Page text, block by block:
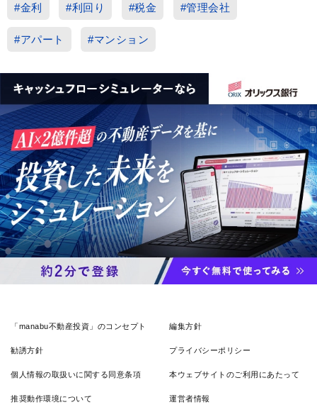
#金利 #利回り #税金 #管理会社
#アパート #マンション
「manabu不動産投資」のコンセプト 編集方針
勧誘方針 プライバシーポリシー
個人情報の取扱いに関する同意条項 本ウェブサイトのご利用にあたって
推奨動作環境について 運営者情報